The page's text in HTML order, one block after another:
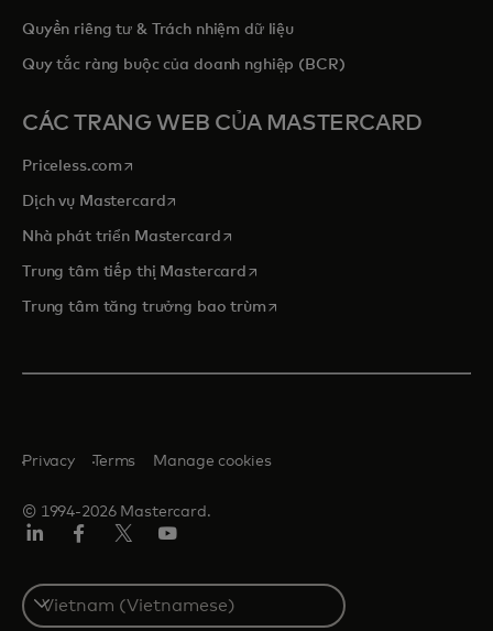
Quyền riêng tư & Trách nhiệm dữ liệu
Quy tắc ràng buộc của doanh nghiệp (BCR)
CÁC TRANG WEB CỦA MASTERCARD
Priceless.com opens in a new tab
Dịch vụ Mastercardopens in a new tab
Nhà phát triển Mastercardopens in a new tab
Trung tâm tiếp thị Mastercardopens in a new tab
Trung tâm tăng trưởng bao trùmopens in a new tab
© 1994-2026 Mastercard.
Privacy Terms Manage cookies
Select
a
country